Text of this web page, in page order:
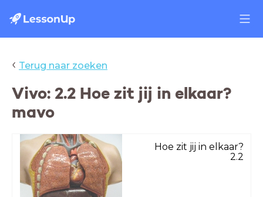
‹ Terug naar zoeken
Vivo: 2.2 Hoe zit jij in elkaar?
mavo
Hoe zit jij in elkaar?
2.2